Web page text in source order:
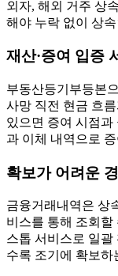
외자, 해외 거주 상
해야 누락 없이 상
재산·증여 입증
부동산등기부등본
사망 직전 현금 흐
있으면 증여 시점과
과 이체 내역으로
확보가 어려운
금융거래내역은 상
비스를 통해 조회할
스톱 서비스로 일괄
수록 조기에 확보하